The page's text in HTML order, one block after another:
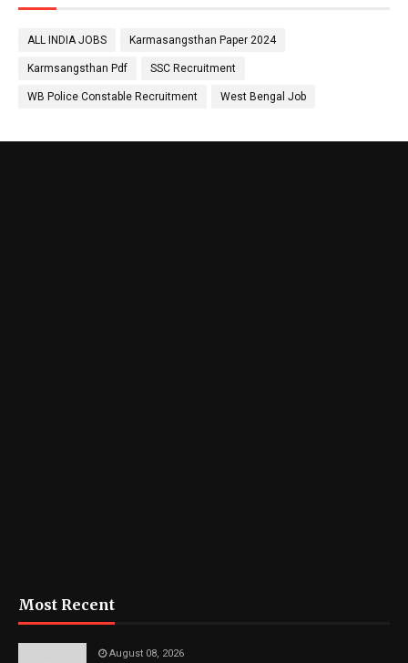
ALL INDIA JOBS Karmasangsthan Paper 2024
Karmsangsthan Pdf SSC Recruitment
WB Police Constable Recruitment West Bengal Job
Most Recent
August 08, 2026